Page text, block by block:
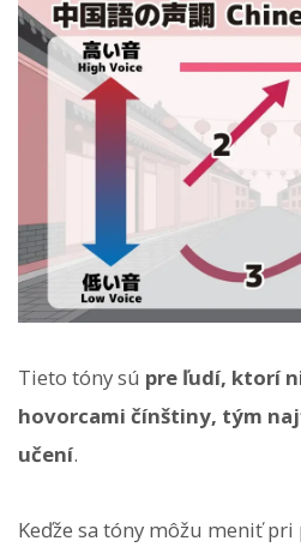
Tieto tóny sú pre ľudí, ktorí
hovorcami čínštiny, tým
učení.
Keďže sa tóny môžu meniť